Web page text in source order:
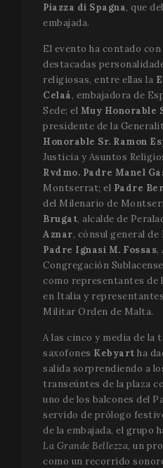
Piazza di Spagna, que
embajada.
El evento ha contado
destacadas
religiosas, entre ellas la
Celaá, embajadora de
Sede; el Muy Honorable
presidente de la
Honorable Sr. Ramon
Justicia y Asuntos
Rvdmo. Padre Manel
Montserrat; el Padre
del Milenario de
Brugat, alcalde de
Aznar, cónsul general de
Padre Ignasi M. Fossas,
Congregación
como representantes de
en Italia y
Militar Orden de Malta.
A las cinco y media de la
saxofones Kebyart ha
salida sorprendiendo a
transeúntes de la plaza
uno de los balcones del
servido de prólogo
de la embajada, el grupo
La Grande Bellezza, un
como un recorrido